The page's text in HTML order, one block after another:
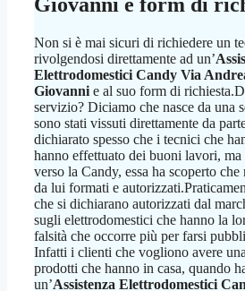
Non si è mai sicuri di richiedere un
rivolgendosi direttamente ad un’
Elettrodomestici Candy Via
Giovanni e al suo form di
servizio? Diciamo che nasce da una
sono stati vissuti direttamente da
dichiarato spesso che i tecnici che
hanno effettuato dei buoni lavori,
verso la Candy, essa ha scoperto
da lui formati e
che si dichiarano autorizzati dal
sugli elettrodomestici che hanno la
falsità che occorre più per farsi
Infatti i clienti che vogliono avere
prodotti che hanno in casa, quando
un’Assistenza Elettrodomestici